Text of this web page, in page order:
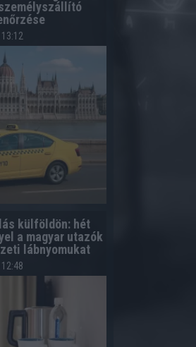
külföldön: hét
a magyar utazók
lábnyomukat